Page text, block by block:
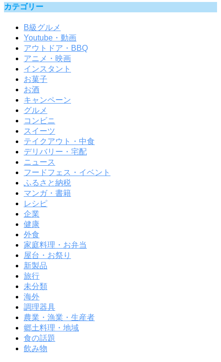
カテゴリー
B級グルメ
Youtube・動画
アウトドア・BBQ
アニメ・映画
インスタント
お菓子
お酒
キャンペーン
グルメ
コンビニ
スイーツ
テイクアウト・中食
デリバリー・宅配
ニュース
フードフェス・イベント
ふるさと納税
マンガ・書籍
レシピ
企業
健康
外食
家庭料理・お弁当
屋台・お祭り
新製品
旅行
未分類
海外
調理器具
農業・漁業・生産者
郷土料理・地域
食の話題
飲み物